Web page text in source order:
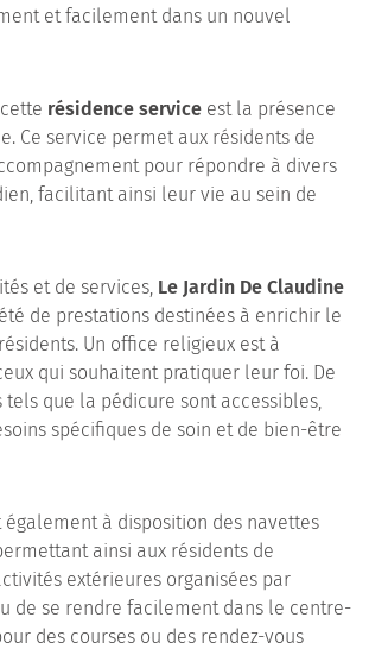
et facilement dans un nouvel
résidence service est la présence
Ce service permet aux résidents de
pour répondre à divers
facilitant ainsi leur vie au sein de
et de services, Le Jardin De Claudine
de prestations destinées à enrichir le
Un office religieux est à
qui souhaitent pratiquer leur foi. De
tels que la pédicure sont accessibles,
spécifiques de soin et de bien-être
également à disposition des navettes
ainsi aux résidents de
extérieures organisées par
de se rendre facilement dans le centre-
des courses ou des rendez-vous